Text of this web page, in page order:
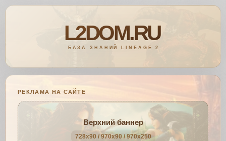
РЕКЛАМА НА САЙТЕ
Верхний баннер
728x90 / 970x90 / 970x250